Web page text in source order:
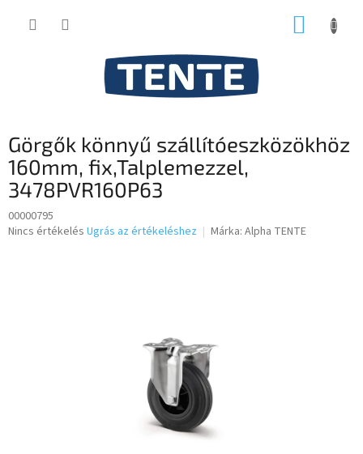
KOSÁR
Görgők könnyű szállítóeszközökhöz
160mm, fix,Talplemezzel,
3478PVR160P63
00000795
A
Nincs értékelés Ugrás az értékeléshez Márka: Alpha TENTE